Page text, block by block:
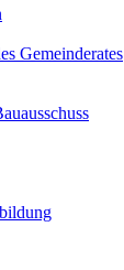
Gemeinderates